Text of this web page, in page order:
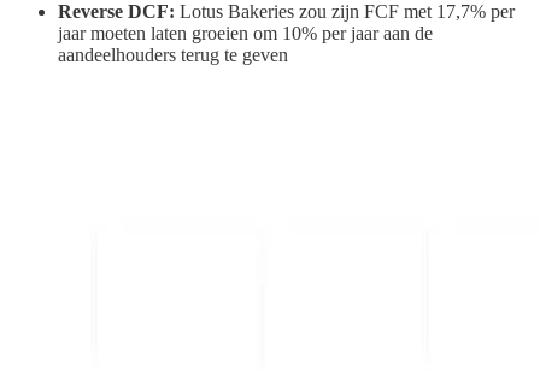
Reverse DCF: Lotus Bakeries zou zijn FCF met 17,7% per
jaar moeten laten groeien om 10% per jaar aan de
aandeelhouders terug te geven